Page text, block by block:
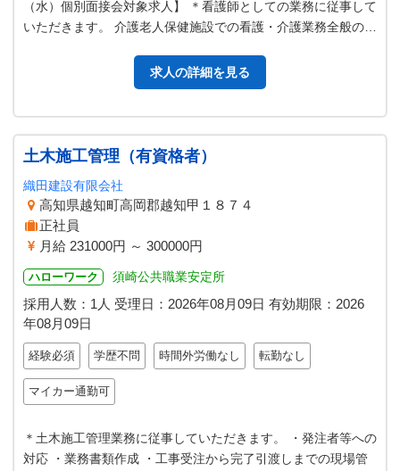
（水）個別面接会対象求人】 ＊看護師としての業務に従事して
いただきます。 介護老人保健施設での看護・介護業務全般の業
求人の詳細を見る
土木施工管理（有資格者）
織田建設有限会社
高知県越知町高岡郡越知甲１８７４
正社員
月給 231000円 ～ 300000円
ハローワーク 須崎公共職業安定所
採用人数：1人 受理日： 2026年08月09日 有効期限： 2026
年08月09日
経験必須 学歴不問 時間外労働なし 転勤なし
マイカー通勤可
＊土木施工管理業務に従事していただきます。 ・発注者等への
対応 ・業務書類作成 ・工事受注から完了引渡しまでの現場管